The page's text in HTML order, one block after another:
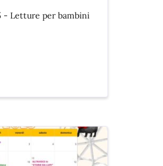
- Letture per bambini
}